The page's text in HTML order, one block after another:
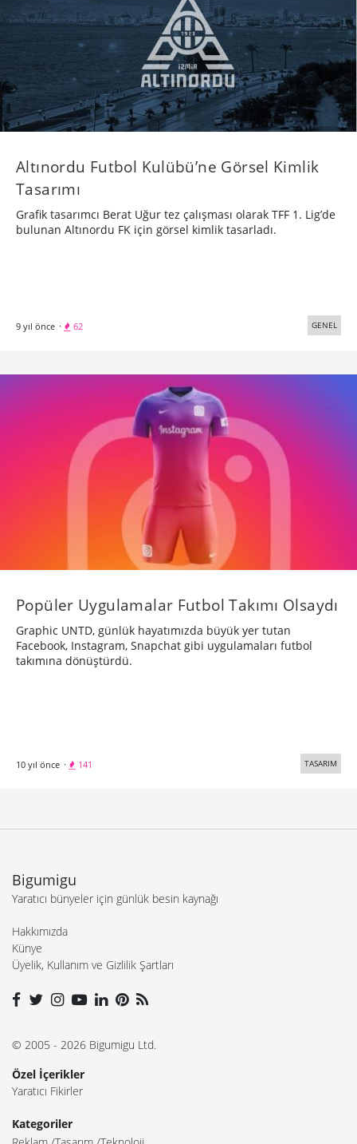
Altınordu Futbol Kulübü’ne Görsel Kimlik
Tasarımı
Grafik tasarımcı Berat Uğur tez çalışması olarak TFF 1. Lig’de
bulunan Altınordu FK için görsel kimlik tasarladı.
9 yıl önce · 62 GENEL
Popüler Uygulamalar Futbol Takımı Olsaydı
Graphic UNTD, günlük hayatımızda büyük yer tutan
Facebook, Instagram, Snapchat gibi uygulamaları futbol
takımına dönüştürdü.
10 yıl önce · 141 TASARIM
Bigumigu
Yaratıcı bünyeler için günlük besin kaynağı
Hakkımızda
Künye
Üyelik, Kullanım ve Gizlilik Şartları
© 2005 - 2026 Bigumigu Ltd.
Özel İçerikler
Yaratıcı Fikirler
Kategoriler